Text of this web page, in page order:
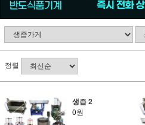
정렬
생즙 2
0원